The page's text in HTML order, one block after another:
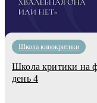
Школа кинокритики
Школа критики на
день 4